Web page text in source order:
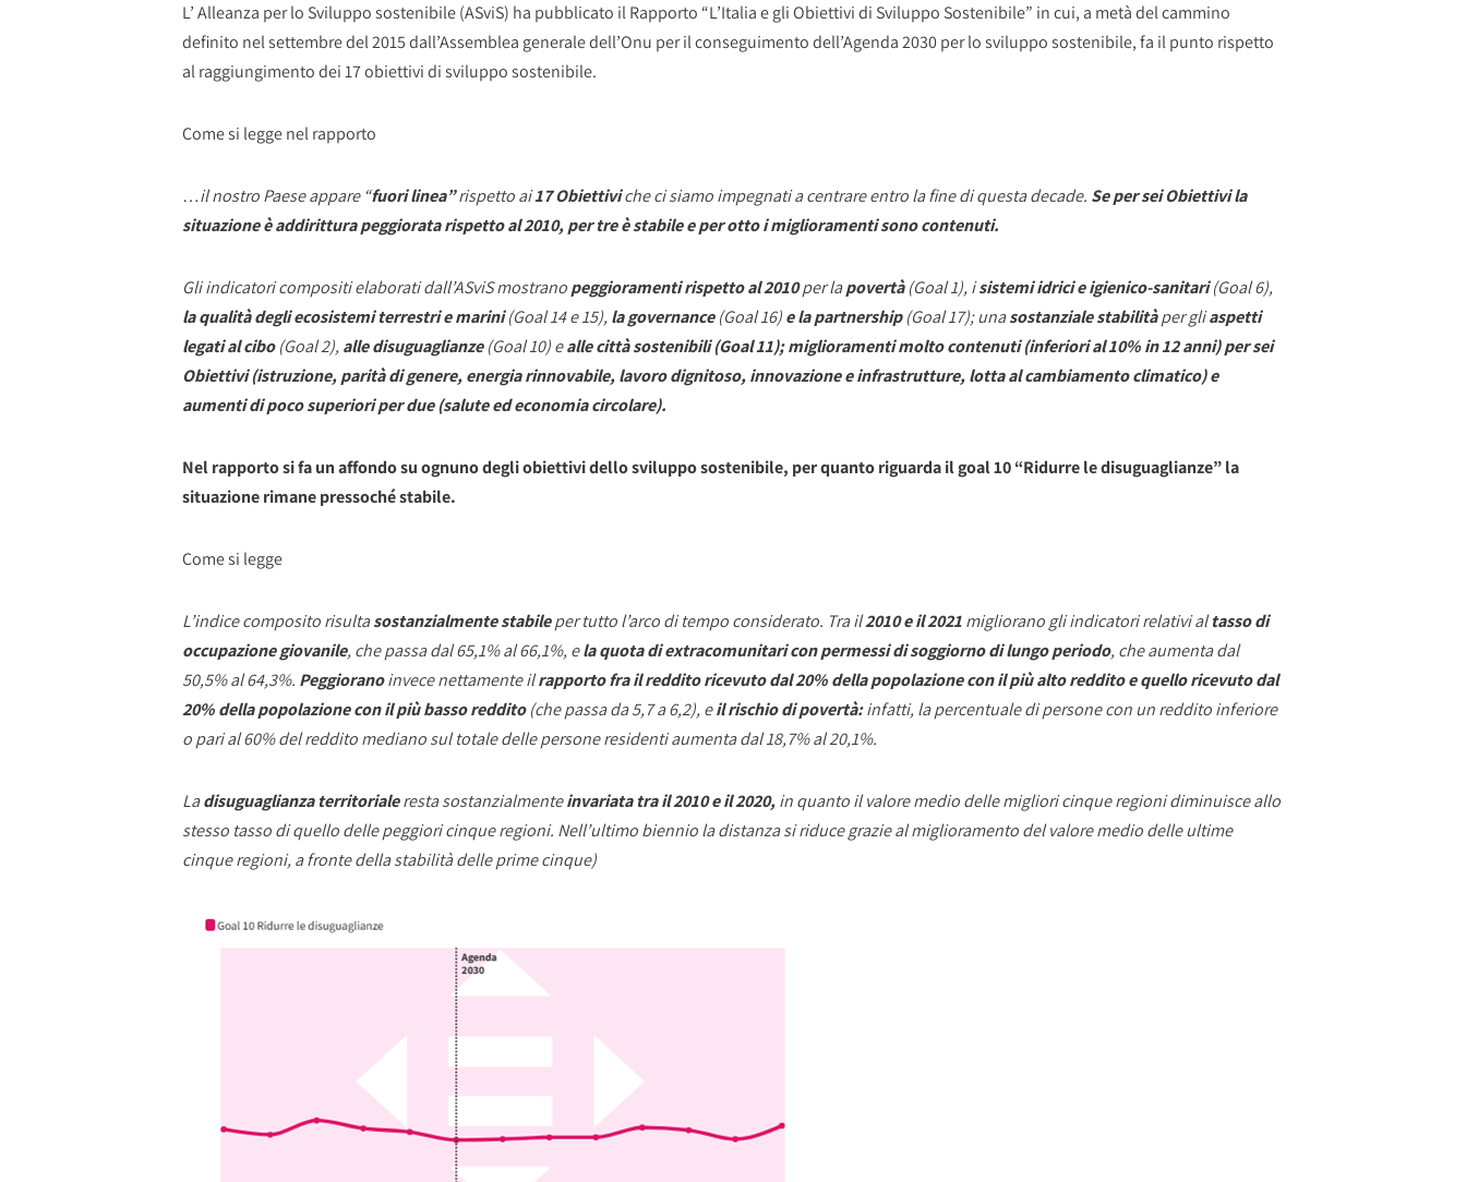
L’ Alleanza per lo Sviluppo sostenibile (ASviS) ha pubblicato il Rapporto “L’Italia e gli Obiettivi di Sviluppo Sostenibile” in cui, a metà del cammino
definito nel settembre del 2015 dall’Assemblea generale dell’Onu per il conseguimento dell’Agenda 2030 per lo sviluppo sostenibile, fa il punto rispetto
al raggiungimento dei 17 obiettivi di sviluppo sostenibile.
Come si legge nel rapporto
…il nostro Paese appare “fuori linea”rispetto ai17 Obiettiviche ci siamo impegnati a centrare entro la fine di questa decade. Se per sei Obiettivi la
situazione è addirittura peggiorata rispetto al 2010, per tre è stabile e per otto i miglioramenti sono contenuti.
Gli indicatori compositi elaborati dall’ASviS mostranopeggioramenti rispetto al 2010per lapovertà(Goal 1), isistemi idrici e igienico-sanitari(Goal 6),
la qualità degli ecosistemi terrestri e marini(Goal 14 e 15),la governance(Goal 16)e la partnership(Goal 17); unasostanziale stabilitàper gliaspetti
legati al cibo(Goal 2),alle disuguaglianze(Goal 10) ealle città sostenibili (Goal 11); miglioramenti molto contenuti (inferiori al 10% in 12 anni) per sei
Obiettivi (istruzione, parità di genere, energia rinnovabile, lavoro dignitoso, innovazione e infrastrutture, lotta al cambiamento climatico) e
aumenti di poco superiori per due (salute ed economia circolare).
Nel rapporto si fa un affondo su ognuno degli obiettivi dello sviluppo sostenibile, per quanto riguarda il goal 10 “Ridurre le disuguaglianze” la
situazione rimane pressoché stabile.
Come si legge
L’indice composito risultasostanzialmente stabileper tutto l’arco di tempo considerato. Tra il2010 e il 2021migliorano gli indicatori relativi altasso di
occupazione giovanile, che passa dal 65,1% al 66,1%, ela quota di extracomunitari con permessi di soggiorno di lungo periodo, che aumenta dal
50,5% al 64,3%. Peggioranoinvece nettamente ilrapporto fra il reddito ricevuto dal 20% della popolazione con il più alto reddito e quello ricevuto dal
20% della popolazione con il più basso reddito(che passa da 5,7 a 6,2), eil rischio di povertà:infatti, la percentuale di persone con un reddito inferiore
o pari al 60% del reddito mediano sul totale delle persone residenti aumenta dal 18,7% al 20,1%.
Ladisuguaglianza territorialeresta sostanzialmenteinvariata tra il 2010 e il 2020,in quanto il valore medio delle migliori cinque regioni diminuisce allo
stesso tasso di quello delle peggiori cinque regioni. Nell’ultimo biennio la distanza siriduce grazie al miglioramento del valore medio delle ultime
cinque regioni, a fronte della stabilità delle prime cinque)